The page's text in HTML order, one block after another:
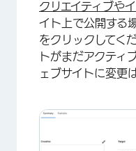
クリエイティブや
イト上で公開する
をクリックしてく
トがまだアクティ
ェブサイトに変更